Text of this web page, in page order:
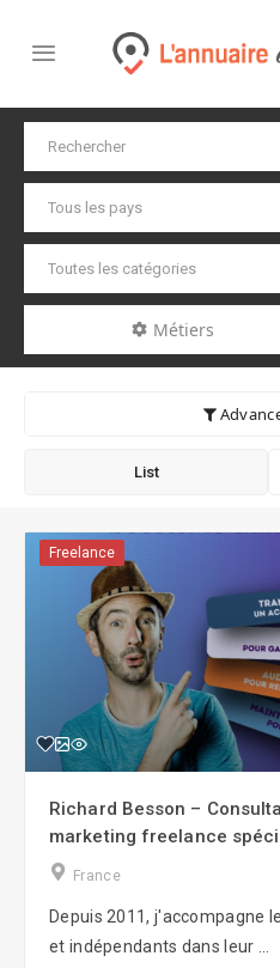
Métiers
List
Freelance
Richard Besson –
marketing freelance
France
Depuis 2011, j'accompagne
et indépendants dans leur ...